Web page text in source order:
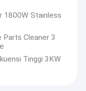
1800W Stainless
Parts Cleaner 3
Tinggi 3KW